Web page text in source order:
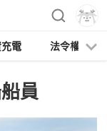
充電 法令權益
員